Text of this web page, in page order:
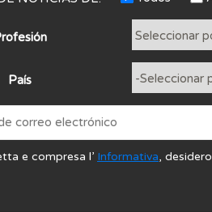
País
e compresa l’ Informativa,